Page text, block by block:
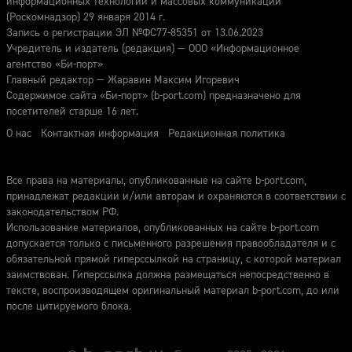
(Роскомнадзор) 29 января 2014 г.
Запись о регистрации ЭЛ №ФС77-85351 от 13.06.2023
Учредитель и издатель (редакция) — ООО «Информационное
агентство «Би-порт»
Главный редактор — Жаравин Максим Игоревич
Содержимое сайта «Би-порт» (b-port.com) предназначено для
посетителей старше 16 лет.
О нас
Контактная информация Редакционная политика
Все права на материалы, опубликованные на сайте b-port.com,
принадлежат редакции и/или авторам и охраняются в соответствии с
законодательством РФ.
Использование материалов, опубликованных на сайте b-port.com
допускается только с письменного разрешения правообладателя и с
обязательной прямой гиперссылкой на страницу, с которой материал
заимствован. Гиперссылка должна размещаться непосредственно в
тексте, воспроизводящем оригинальный материал b-port.com, до или
после цитируемого блока.